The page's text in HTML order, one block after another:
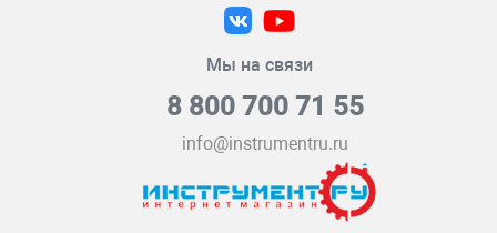
Мы на связи
8 800 700 71 55
info@instrumentru.ru